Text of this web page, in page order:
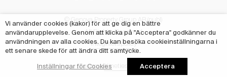
Group
© Genova Property Group AB (publ)
All Rights Reserved
Integritetspolicy
Agency:Nineties Studio
Vi använder cookies (kakor) för att ge dig en bättre
användarupplevelse. Genom att klicka på "Acceptera" godkänner du
användningen av alla cookies. Du kan besöka cookieinställningarna i
ett senare skede för att ändra ditt samtycke.
Inställningar för Cookies Acceptera